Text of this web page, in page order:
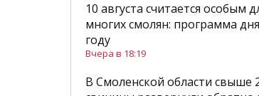
10 августа считается особым
многих смолян: программа
году
Вчера в 18:19
В Смоленской области свыше